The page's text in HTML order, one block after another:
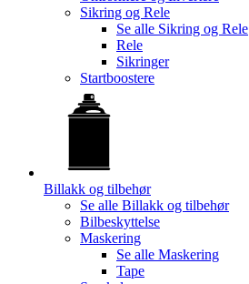
Sikring og Rele
Se alle Sikring og Rele
Rele
Sikringer
Startboostere
Billakk og tilbehør
Se alle Billakk og tilbehør
Bilbeskyttelse
Maskering
Se alle Maskering
Tape